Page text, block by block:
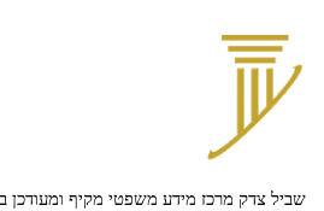
שביל צדק מרכז מידע משפטי מקיף ומעודכן